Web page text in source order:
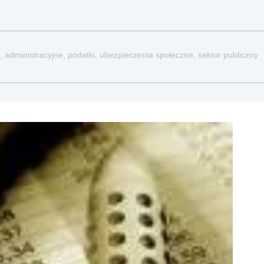
podatki, ubezpieczenia społeczne, sektor publiczny